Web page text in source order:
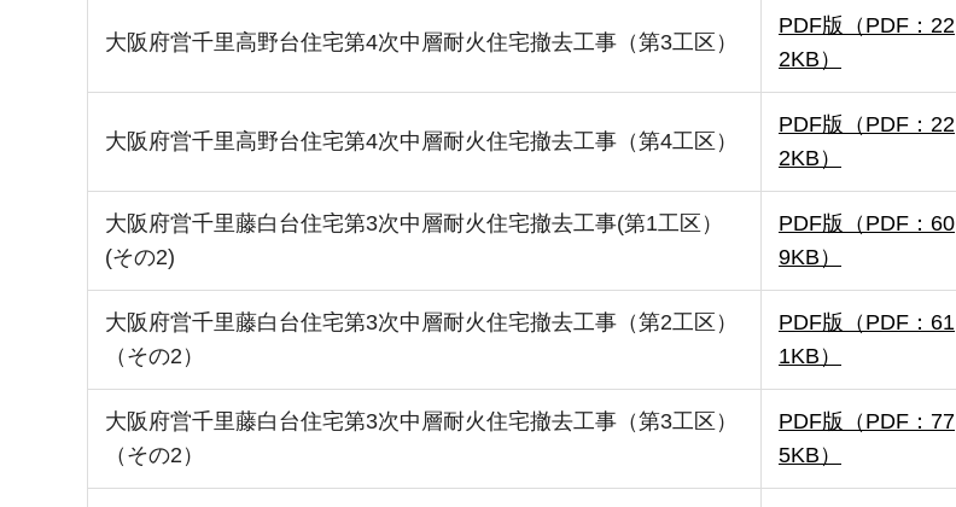
大阪府営千里高野台住宅第4次中層耐火住宅撤去工事（第3工区）
PDF版（PDF：22
2KB）
大阪府営千里高野台住宅第4次中層耐火住宅撤去工事（第4工区）
PDF版（PDF：22
2KB）
大阪府営千里藤白台住宅第3次中層耐火住宅撤去工事(第1工区）
(その2)
PDF版（PDF：60
9KB）
大阪府営千里藤白台住宅第3次中層耐火住宅撤去工事（第2工区）
（その2）
PDF版（PDF：61
1KB）
大阪府営千里藤白台住宅第3次中層耐火住宅撤去工事（第3工区）
（その2）
PDF版（PDF：77
5KB）